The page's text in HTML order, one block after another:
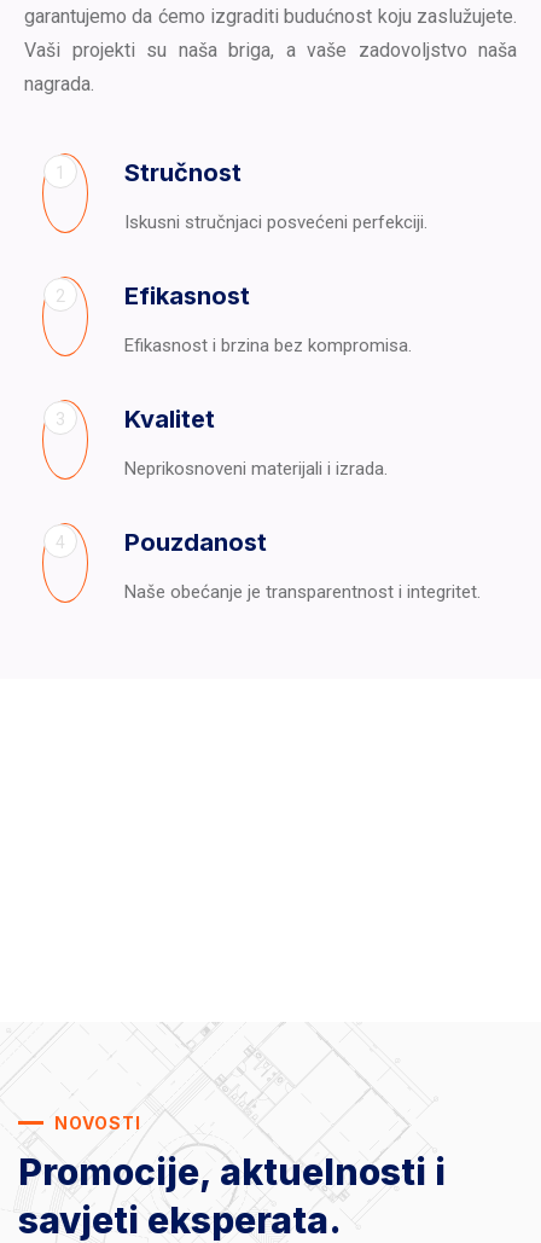
garantujemo da ćemo izgraditi budućnost koju zaslužujete.
Vaši projekti su naša briga, a vaše zadovoljstvo naša
nagrada.
1 Stručnost
Iskusni stručnjaci posvećeni perfekciji.
2 Efikasnost
Efikasnost i brzina bez kompromisa.
3 Kvalitet
Neprikosnoveni materijali i izrada.
4 Pouzdanost
Naše obećanje je transparentnost i integritet.
NOVOSTI
Promocije, aktuelnosti i
savjeti eksperata.